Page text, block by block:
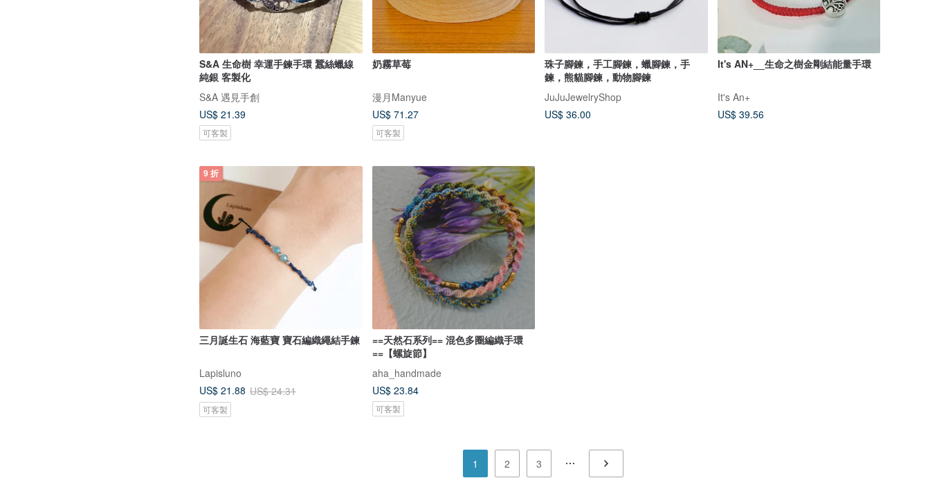
S&A 生命樹 幸運手鍊手環 蠶絲蠟線
純銀 客製化
S&A 遇見手創
US$ 21.39
可客製
奶霧草莓
漫月Manyue
US$ 71.27
可客製
珠子腳鍊，手工腳鍊，蠟腳鍊，手
鍊，熊貓腳鍊，動物腳鍊
JuJuJewelryShop
US$ 36.00
It's AN+__生命之樹金剛結能量手環
It's An+
US$ 39.56
9 折
三月誕生石 海藍寶 寶石編織繩結手鍊
Lapisluno
US$ 21.88 US$ 24.31
可客製
==天然石系列== 混色多圈編織手環
==【螺旋節】
aha_handmade
US$ 23.84
可客製
1 2 3